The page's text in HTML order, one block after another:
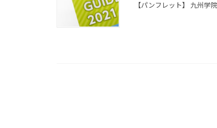
【パンフレット】 九州学